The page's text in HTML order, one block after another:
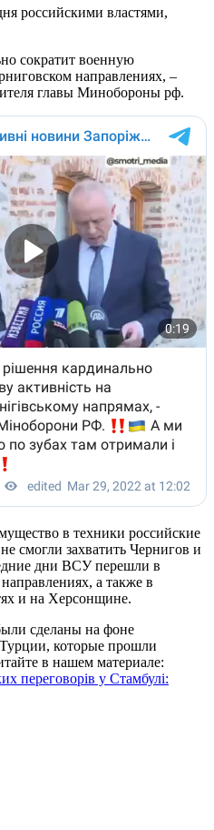
российскими властями,
сократит военную
направлениях, –
главы Минобороны рф.
в техники российские
смогли захватить Чернигов и
дни ВСУ перешли в
а также в
и на Херсонщине.
сделаны на фоне
которые прошли
в нашем материале:
переговорів у Стамбулі: